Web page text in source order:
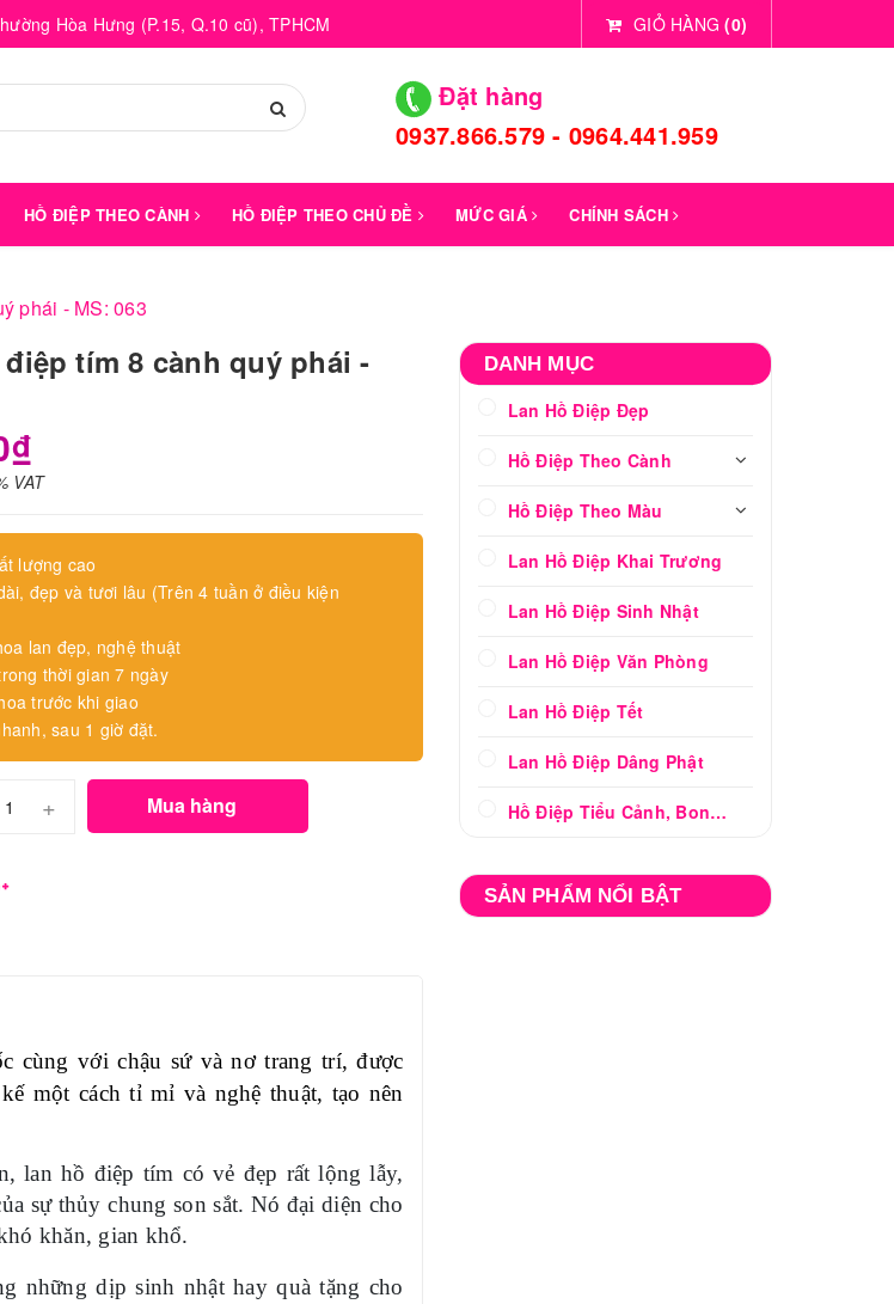
Hòa Hưng (P.15, Q.10 cũ), TPHCM GIỎ HÀNG (0)
Đặt hàng
0937.866.579 - 0964.441.959
HỒ ĐIỆP THEO CÀNH HỒ ĐIỆP THEO CHỦ ĐỀ MỨC GIÁ CHÍNH SÁCH
phái - MS: 063
tím 8 cành quý phái -
VAT
lượng cao
đẹp và tươi lâu (Trên 4 tuần ở điều kiện
lan đẹp, nghệ thuật
thời gian 7 ngày
trước khi giao
sau 1 giờ đặt.
+ Mua hàng
cùng với chậu sứ và nơ trang trí, được
một cách tỉ mỉ và nghệ thuật, tạo nên
lan hồ điệp tím có vẻ đẹp rất lộng lẫy,
sự thủy chung son sắt. Nó đại diện cho
khăn, gian khổ.
những dịp sinh nhật hay quà tặng cho
DANH MỤC
Lan Hồ Điệp Đẹp
Hồ Điệp Theo Cành
Hồ Điệp Theo Màu
Lan Hồ Điệp Khai Trương
Lan Hồ Điệp Sinh Nhật
Lan Hồ Điệp Văn Phòng
Lan Hồ Điệp Tết
Lan Hồ Điệp Dâng Phật
Hồ Điệp Tiểu Cảnh, Bonsai
SẢN PHẨM NỔI BẬT